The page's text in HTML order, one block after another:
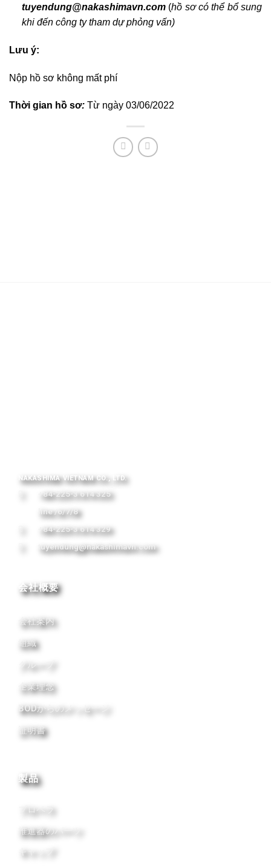
tuyendung@nakashimavn.com(hồ sơ có thể bổ sung
khi đến công ty tham dự phỏng vấn)
Lưu ý:
Nộp hồ sơ không mất phí
Thời gian hồ sơ: Từ ngày 03/06/2022
NAKASHIMA VIETNAM CO., LTD.
+84-225-3 614 325
line /6/7/8
+84-225-3 614 329
tuyendung@nakashimavn.com
会社概要
会社案内
組織
グループ
企業理念
BODからのメッセージ
証明書
製品
プロペラ
推進器のパーツ
キャップ